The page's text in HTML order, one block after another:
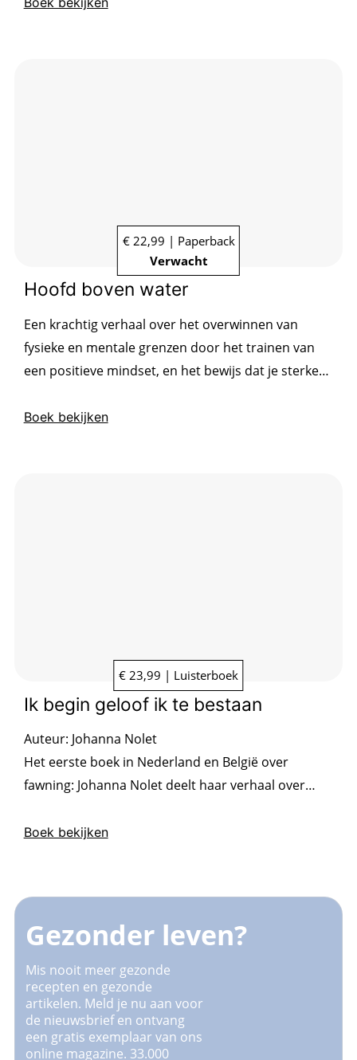
€ 22,99 | Paperback
Verwacht
Hoofd boven water
Een krachtig verhaal over het overwinnen van
fysieke en mentale grenzen door het trainen van
een positieve mindset, en het bewijs dat je sterker
Boek bekijken
€ 23,99 | Luisterboek
Ik begin geloof ik te bestaan
Auteur: Johanna Nolet
Het eerste boek in Nederland en België over
fawning: Johanna Nolet deelt haar verhaal over
verhelderend en bevrijdend.
Boek bekijken
Gezonder leven?
Mis nooit meer gezonde
recepten en gezonde
artikelen. Meld je nu aan voor
de nieuwsbrief en ontvang
een gratis exemplaar van ons
online magazine. 33.000